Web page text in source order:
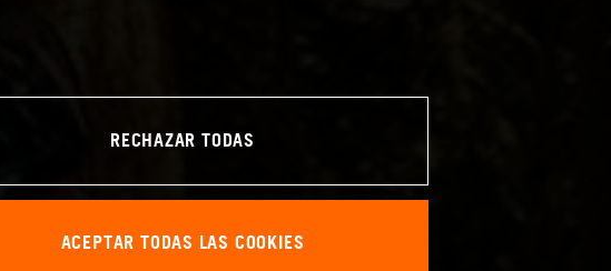
RECHAZAR TODAS
ACEPTAR TODAS LAS COOKIES